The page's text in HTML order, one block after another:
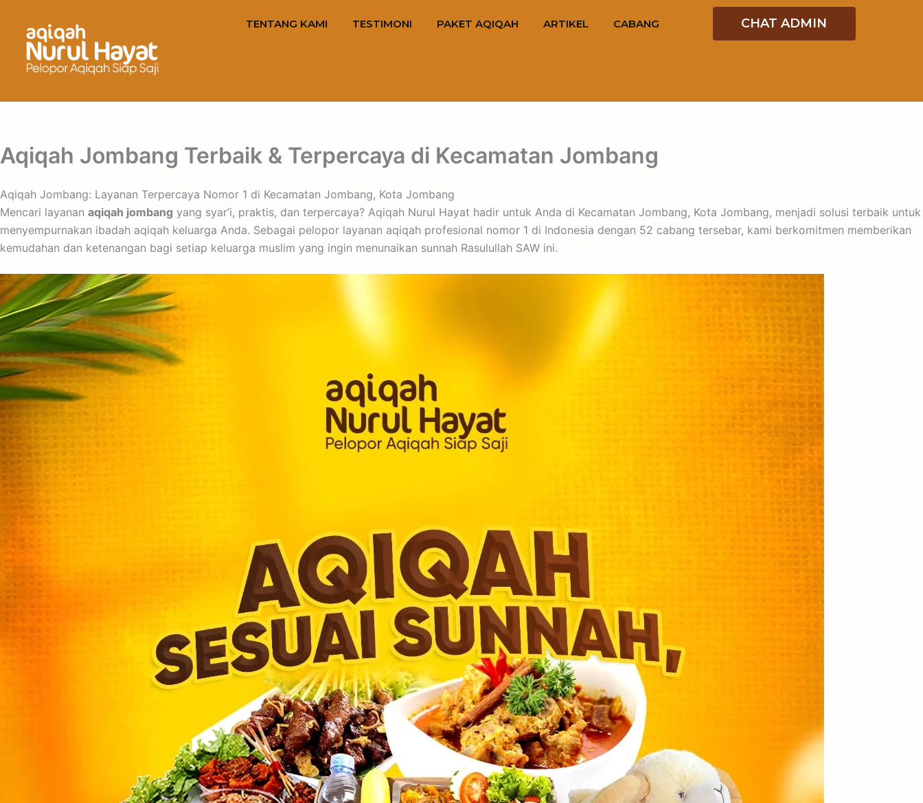
TENTANG KAMI TESTIMONI PAKET AQIQAH ARTIKEL CABANG CHAT ADMIN
Aqiqah Jombang Terbaik & Terpercaya di Kecamatan Jombang
Aqiqah Jombang: Layanan Terpercaya Nomor 1 di Kecamatan Jombang, Kota Jombang
Mencari layanan aqiqah jombang yang syar’i, praktis, dan terpercaya? Aqiqah Nurul Hayat hadir untuk Anda di Kecamatan Jombang, Kota Jombang, menjadi solusi terbaik untuk
menyempurnakan ibadah aqiqah keluarga Anda. Sebagai pelopor layanan aqiqah profesional nomor 1 di Indonesia dengan 52 cabang tersebar, kami berkomitmen memberikan
kemudahan dan ketenangan bagi setiap keluarga muslim yang ingin menunaikan sunnah Rasulullah SAW ini.